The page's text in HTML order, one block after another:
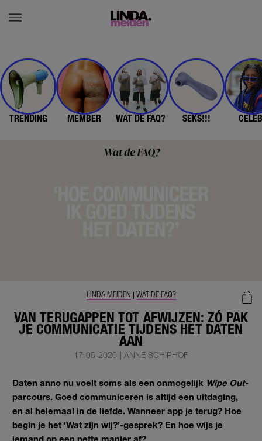
TRENDING MEMBER WAT DE FAQ? SEKS!!!
VAN TERUGAPPEN TOT AFWIJZEN: ZÓ PAK
JE COMMUNICATIE TIJDENS HET DATEN
AAN
LINDA.MEIDEN | WAT DE FAQ?
17-05-2026 | ANNE SCHIPHOF
Daten anno nu voelt soms als een onmogelijk Wipe Out-
parcours. Goed communiceren is altijd een uitdaging,
en al helemaal in de liefde. Wanneer app je terug? Hoe
begin je het ‘Wat zijn wij?’-gesprek? En hoe wijs je
iemand op een nette manier af?